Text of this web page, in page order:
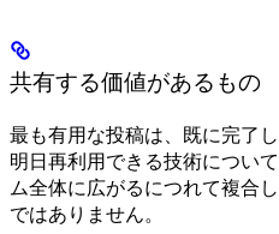
共有する価値があるもの
最も有用な投稿は、既に完了
明日再利用できる技術につい
ム全体に広がるにつれて複合
ではありません。